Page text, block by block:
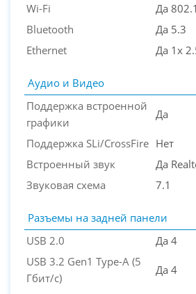
Wi-Fi
Да
Bluetooth
Да 5.3
Ethernet
Да 1x
Аудио и Видео
Поддержка встроенной
графики
Да
Поддержка SLi/CrossFire Нет
Встроенный звук
Да
Звуковая схема
7.1
Разъемы на задней панели
USB 2.0
Да 4
USB 3.2 Gen1 Type-A (5
Гбит/с)
Да 4